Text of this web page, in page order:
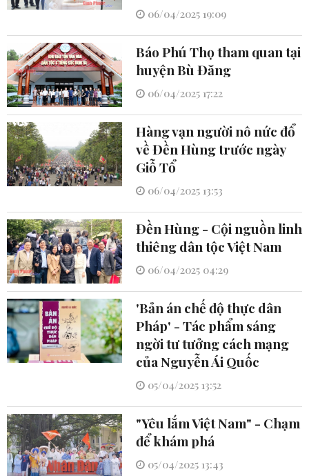
06/04/2025 19:09
Báo Phú Thọ tham quan tại
huyện Bù Đăng
06/04/2025 17:22
Hàng vạn người nô nức đổ
về Đền Hùng trước ngày
Giỗ Tổ
06/04/2025 13:53
Đền Hùng - Cội nguồn linh
thiêng dân tộc Việt Nam
06/04/2025 04:29
'Bản án chế độ thực dân
Pháp' - Tác phẩm sáng
ngời tư tưởng cách mạng
của Nguyễn Ái Quốc
05/04/2025 13:52
"Yêu lắm Việt Nam" - Chạm
để khám phá
05/04/2025 13:43